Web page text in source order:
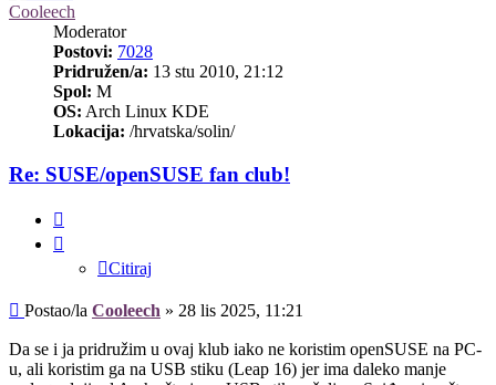
Cooleech
Moderator
Postovi: 7028
Pridružen/a: 13 stu 2010, 21:12
Spol: M
OS: Arch Linux KDE
Lokacija: /hrvatska/solin/
Re: SUSE/openSUSE fan club!
Citiraj
Post
Postao/la Cooleech » 28 lis 2025, 11:21
Da se i ja pridružim u ovaj klub iako ne koristim openSUSE na PC-
u, ali koristim ga na USB stiku (Leap 16) jer ima daleko manje